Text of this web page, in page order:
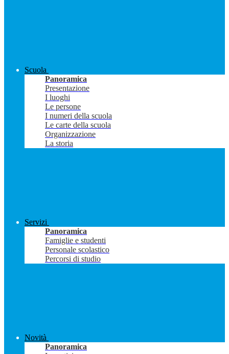
Scuola
Panoramica
Presentazione
I luoghi
Le persone
I numeri della scuola
Le carte della scuola
Organizzazione
La storia
Servizi
Panoramica
Famiglie e studenti
Personale scolastico
Percorsi di studio
Novità
Panoramica